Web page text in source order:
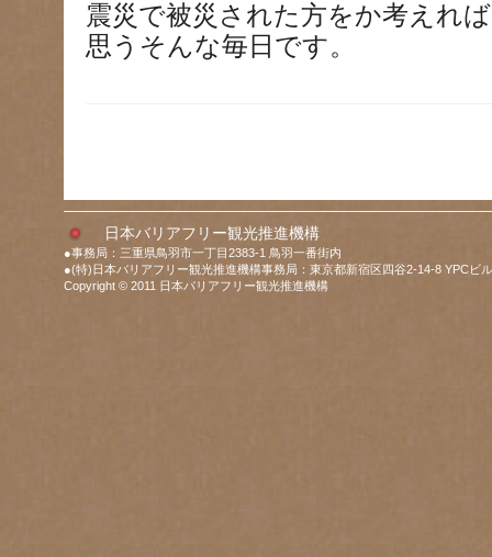
震災で被災された方をか考えれ
思うそんな毎日です。
日本バリアフリー観光推進機構
●事務局：三重県鳥羽市一丁目2383-1 鳥羽一番街内
●(特)日本バリアフリー観光推進機構事務局：東京都新宿区四谷2-14-8 YPCビ
Copyright © 2011 日本バリアフリー観光推進機構